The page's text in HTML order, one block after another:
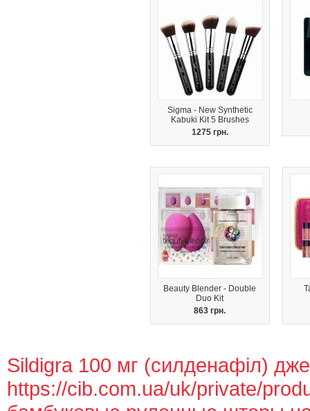
Sigma - New Synthetic
Kabuki Kit 5 Brushes
1275 грн.
Beauty Blender - Double
Duo Kit
863 грн.
Sildigra 100 мг (силденафіл)
https://cib.com.ua/uk/private/